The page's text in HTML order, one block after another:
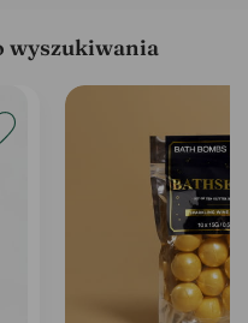
wyszukiwania